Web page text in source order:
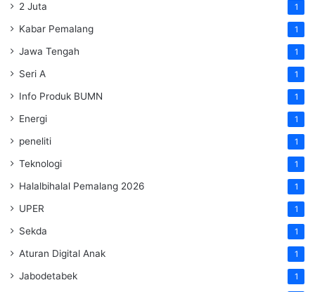
2 Juta 1
Kabar Pemalang 1
Jawa Tengah 1
Seri A 1
Info Produk BUMN 1
Energi 1
peneliti 1
Teknologi 1
Halalbihalal Pemalang 2026 1
UPER 1
Sekda 1
Aturan Digital Anak 1
Jabodetabek 1